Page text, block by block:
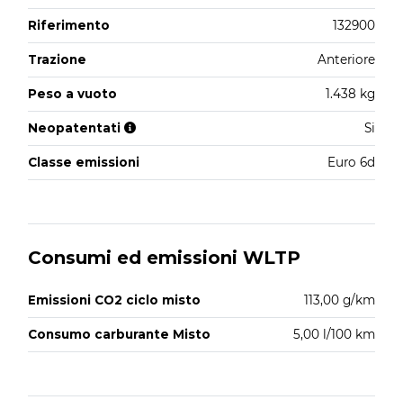
Riferimento 132900
Trazione Anteriore
Peso a vuoto 1.438 kg
Neopatentati Si
Classe emissioni Euro 6d
Consumi ed emissioni WLTP
Emissioni CO2 ciclo misto 113,00 g/km
Consumo carburante Misto 5,00 l/100 km